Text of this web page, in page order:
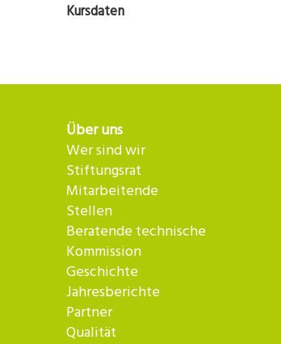
Kursdaten
Über uns
Wer sind wir
Stiftungsrat
Mitarbeitende
Stellen
Beratende technische
Kommission
Geschichte
Jahresberichte
Partner
Qualität